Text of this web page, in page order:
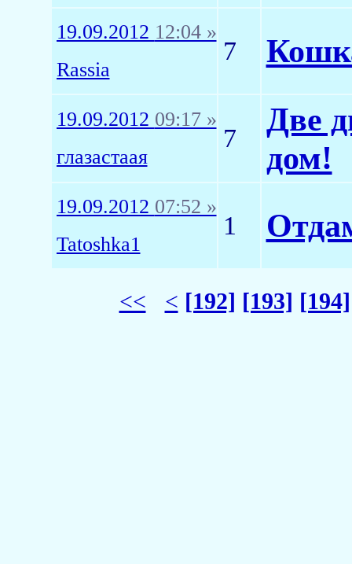
19.09.2012 12:04 »
Rassia
7
19.09.2012 09:17 »
глазастаая
7
Две
дом!
19.09.2012 07:52 »
Tatoshka1
1
<< < [192] [193] [194]